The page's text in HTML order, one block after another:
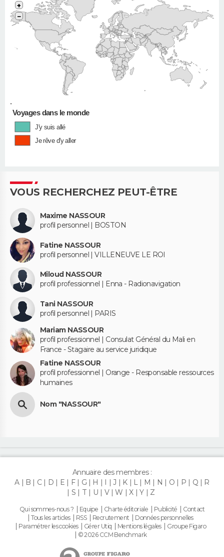
•
+
−
Voyages dans le monde
J'y suis allé
Je rêve d'y aller
VOUS RECHERCHEZ PEUT-ÊTRE
Maxime NASSOUR
profil personnel | BOSTON
Fatine NASSOUR
profil personnel | VILLENEUVE LE ROI
Miloud NASSOUR
profil professionnel | Enna - Radionavigation
Tani NASSOUR
profil personnel | PARIS
Mariam NASSOUR
profil professionnel | Consulat Général du Mali en
France - Stagaire au service juridique
Fatine NASSOUR
profil professionnel | Orange - Responsable ressources
humaines
Nom "NASSOUR"
Annuaire des membres :
A
B C D E F G H I J K L M N O P Q
R
S
T U V W X Y Z
Qui sommes-nous ? Equipe Charte éditoriale Publicité
Contact
Tous les articles
RSS Recrutement
Données personnelles
Paramétrer les cookies
Gérer Utiq Mentions légales
Groupe Figaro
© 2026 CCM Benchmark